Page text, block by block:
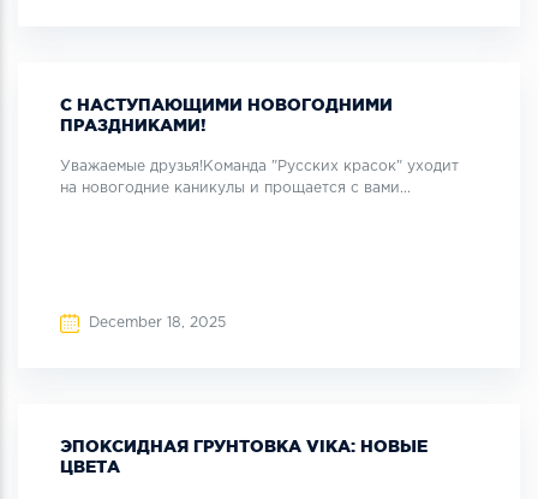
С НАСТУПАЮЩИМИ НОВОГОДНИМИ
ПРАЗДНИКАМИ!
Уважаемые друзья!Команда "Русских красок" уходит
на новогодние каникулы и прощается с вами...
December 18, 2025
ЭПОКСИДНАЯ ГРУНТОВКА VIKA: НОВЫЕ
ЦВЕТА